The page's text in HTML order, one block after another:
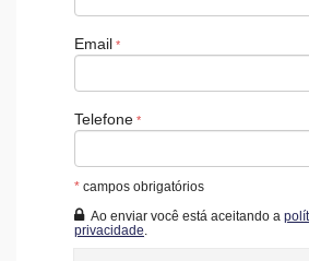
Entrada para Banhistas
Acessibilidade para PNE
Email
Telefone
* campos obrigatórios
Ao enviar você está aceitando a
privacidade